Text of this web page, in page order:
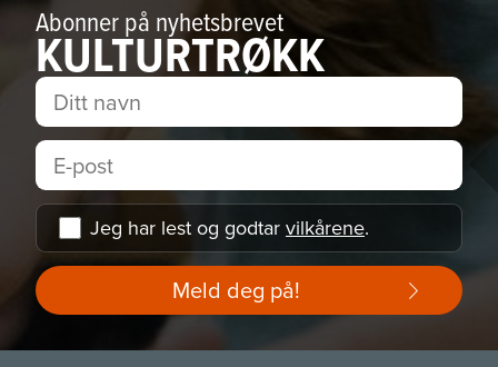
Abonner på nyhetsbrevet
KULTURTRØKK
Jeg har lest og godtar vilkårene.
Meld deg på!